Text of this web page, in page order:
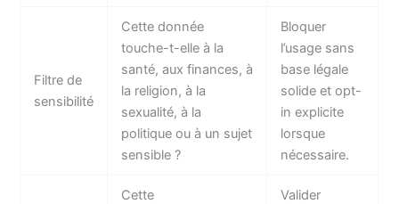
Filtre de
sensibilité
Cette donnée
touche-t-elle à la
santé, aux finances, à
la religion, à la
sexualité, à la
politique ou à un sujet
sensible ?
Bloquer
l’usage sans
base légale
solide et opt-
in explicite
lorsque
nécessaire.
Cette
Valider